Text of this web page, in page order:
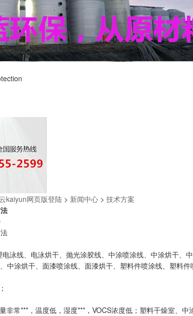
kaiyun网页版登陆 > 新闻中心 > 技术方案
泳线、电泳烘干、抛光涂胶线、中涂喷涂线、中涂烘干、
中涂烘干、面漆喷涂线、面漆烘干、塑料件喷涂线、塑料件
非常***，温度低，湿度***，VOCS浓度低；塑料干燥室、